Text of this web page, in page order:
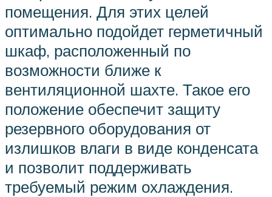
помещения. Для этих целей
оптимально подойдет герметичный
шкаф, расположенный по
возможности ближе к
вентиляционной шахте. Такое его
положение обеспечит защиту
резервного оборудования от
излишков влаги в виде конденсата
и позволит поддерживать
требуемый режим охлаждения.